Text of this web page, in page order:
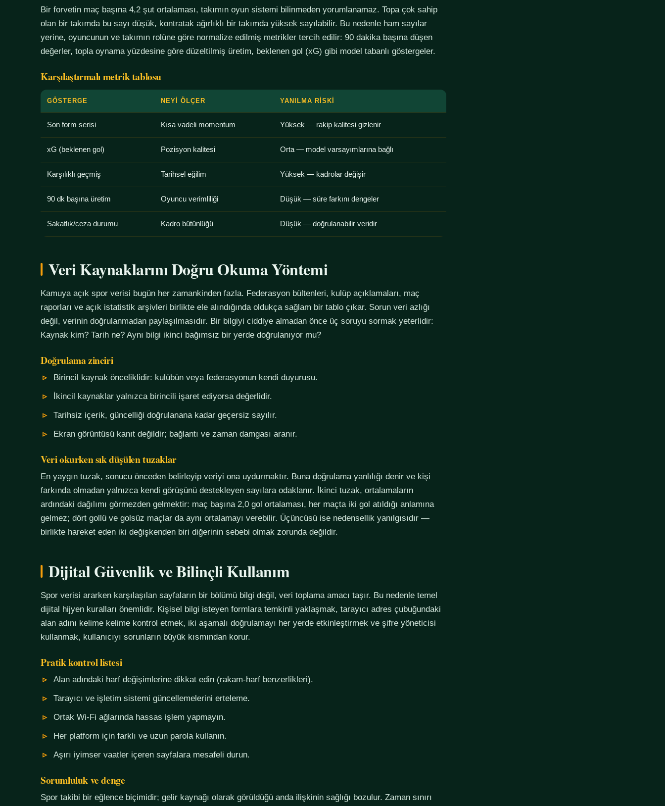
Bir forvetin maç başına 4,2 şut ortalaması, takımın oyun sistemi bilinmeden yorumlanamaz. Topa çok sahip
olan bir takımda bu sayı düşük, kontratak ağırlıklı bir takımda yüksek sayılabilir. Bu nedenle ham sayılar
yerine, oyuncunun ve takımın rolüne göre normalize edilmiş metrikler tercih edilir: 90 dakika başına düşen
değerler, topla oynama yüzdesine göre düzeltilmiş üretim, beklenen gol (xG) gibi model tabanlı göstergeler.
Karşılaştırmalı metrik tablosu
GÖSTERGE NEYI ÖLÇER YANILMA RISKI
Son form serisi Kısa vadeli momentum Yüksek — rakip kalitesi gizlenir
xG (beklenen gol) Pozisyon kalitesi Orta — model varsayımlarına bağlı
Karşılıklı geçmiş Tarihsel eğilim Yüksek — kadrolar değişir
90 dk başına üretim Oyuncu verimliliği Düşük — süre farkını dengeler
Sakatlık/ceza durumu Kadro bütünlüğü Düşük — doğrulanabilir veridir
Veri Kaynaklarını Doğru Okuma Yöntemi
Kamuya açık spor verisi bugün her zamankinden fazla. Federasyon bültenleri, kulüp açıklamaları, maç
raporları ve açık istatistik arşivleri birlikte ele alındığında oldukça sağlam bir tablo çıkar. Sorun veri azlığı
değil, verinin doğrulanmadan paylaşılmasıdır. Bir bilgiyi ciddiye almadan önce üç soruyu sormak yeterlidir:
Kaynak kim? Tarih ne? Aynı bilgi ikinci bağımsız bir yerde doğrulanıyor mu?
Doğrulama zinciri
Birincil kaynak önceliklidir: kulübün veya federasyonun kendi duyurusu.
İkincil kaynaklar yalnızca birincili işaret ediyorsa değerlidir.
Tarihsiz içerik, güncelliği doğrulanana kadar geçersiz sayılır.
Ekran görüntüsü kanıt değildir; bağlantı ve zaman damgası aranır.
Veri okurken sık düşülen tuzaklar
En yaygın tuzak, sonucu önceden belirleyip veriyi ona uydurmaktır. Buna doğrulama yanlılığı denir ve kişi
farkında olmadan yalnızca kendi görüşünü destekleyen sayılara odaklanır. İkinci tuzak, ortalamaların
ardındaki dağılımı görmezden gelmektir: maç başına 2,0 gol ortalaması, her maçta iki gol atıldığı anlamına
gelmez; dört gollü ve golsüz maçlar da aynı ortalamayı verebilir. Üçüncüsü ise nedensellik yanılgısıdır —
birlikte hareket eden iki değişkenden biri diğerinin sebebi olmak zorunda değildir.
Dijital Güvenlik ve Bilinçli Kullanım
Spor verisi ararken karşılaşılan sayfaların bir bölümü bilgi değil, veri toplama amacı taşır. Bu nedenle temel
dijital hijyen kuralları önemlidir. Kişisel bilgi isteyen formlara temkinli yaklaşmak, tarayıcı adres çubuğundaki
alan adını kelime kelime kontrol etmek, iki aşamalı doğrulamayı her yerde etkinleştirmek ve şifre yöneticisi
kullanmak, kullanıcıyı sorunların büyük kısmından korur.
Pratik kontrol listesi
Alan adındaki harf değişimlerine dikkat edin (rakam-harf benzerlikleri).
Tarayıcı ve işletim sistemi güncellemelerini erteleme.
Ortak Wi-Fi ağlarında hassas işlem yapmayın.
Her platform için farklı ve uzun parola kullanın.
Aşırı iyimser vaatler içeren sayfalara mesafeli durun.
Sorumluluk ve denge
Spor takibi bir eğlence biçimidir; gelir kaynağı olarak görüldüğü anda ilişkinin sağlığı bozulur. Zaman sınırı